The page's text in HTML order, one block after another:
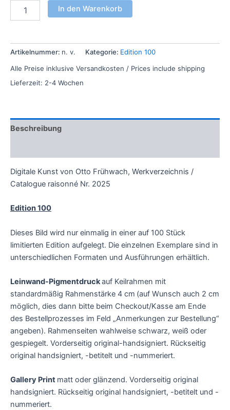
In den Warenkorb
Artikelnummer: n. v. Kategorie: Edition 100
Alle Preise inklusive Versandkosten / Prices include shipping
Lieferzeit: 2-4 Wochen
Beschreibung
Digitale Kunst von Otto Frühwach, Werkverzeichnis /
Catalogue raisonné Nr. 2025
Edition 100
Dieses Bild wird nur einmalig in einer auf 100 Stück
limitierten Edition aufgelegt. Die einzelnen Exemplare sind in
unterschiedlichen Formaten und Ausführungen erhältlich.
Leinwand-Pigmentdruckauf Keilrahmen mit
standardmäßig Rahmenstärke 4 cm (auf Wunsch auch 2 cm
möglich, dies dann bitte beim Checkout/Kasse am Ende
des Bestellprozesses im Feld „Anmerkungen zur Bestellung“
angeben). Rahmenseiten wahlweise schwarz, weiß oder
gespiegelt. Vorderseitig original-handsigniert. Rückseitig
original handsigniert, -betitelt und -nummeriert.
Gallery Print matt oder glänzend. Vorderseitig original
handsigniert. Rückseitig original handsigniert, -betitelt und -
nummeriert.